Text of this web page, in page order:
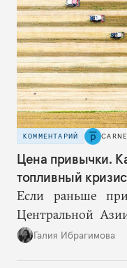
КОММЕНТАРИЙ
Цена привычки.
топливный
Если раньше
Центральной
Москве за
Галия Ибрагимова